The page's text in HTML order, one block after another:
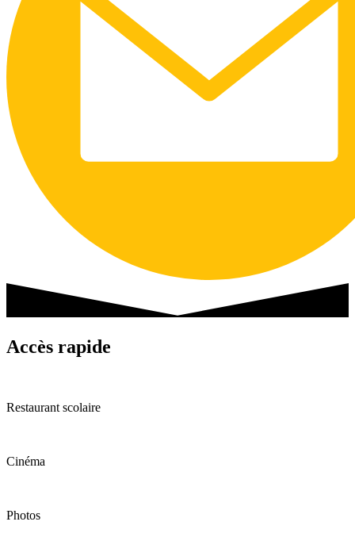
Accès rapide
Restaurant scolaire
Cinéma
Photos